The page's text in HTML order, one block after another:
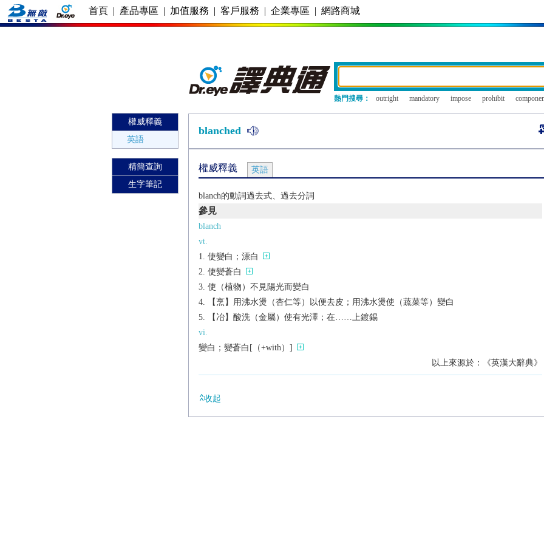
首頁 | 產品專區 | 加值服務 | 客戶服務 | 企業專區 | 網路商城
熱門搜尋： outright mandatory impose prohibit
權威釋義
英語
精簡查詢
生字筆記
blanched
權威釋義 英語
blanch的動詞過去式、過去分詞
參見
blanch
vt.
使變白；漂白
使變蒼白
使（植物）不見陽光而變白
【烹】用沸水燙（杏仁等）以便去皮；用沸水燙使（蔬菜等）變白
【冶】酸洗（金屬）使有光澤；在……上鍍錫
vi.
變白；變蒼白[（+with）]
以上來源於：《英漢大辭典》
收起